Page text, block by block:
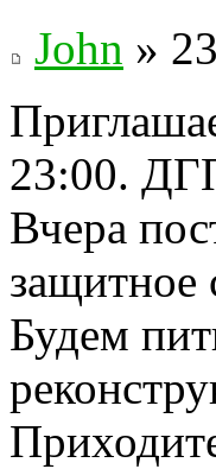
John »
23:00.
Вчера
защитное
Будем